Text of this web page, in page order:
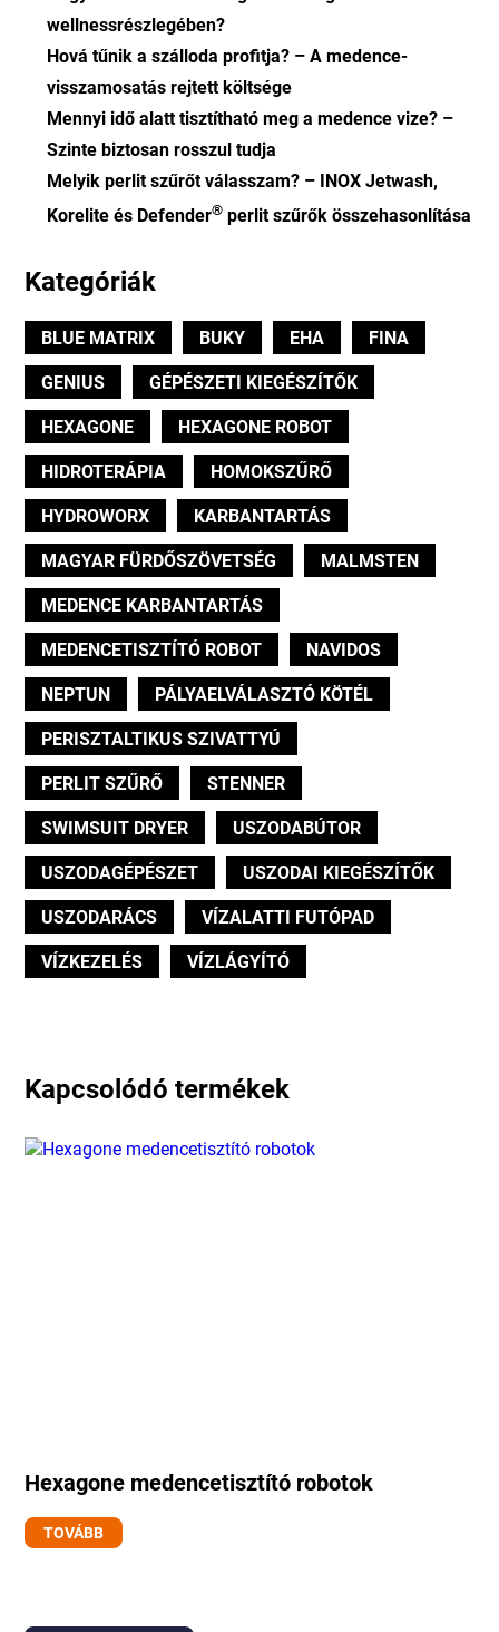
wellnessrészlegében?
Hová tűnik a szálloda profitja? – A medence-
visszamosatás rejtett költsége
Mennyi idő alatt tisztítható meg a medence vize? –
Szinte biztosan rosszul tudja
Melyik perlit szűrőt válasszam? – INOX Jetwash,
Korelite és Defender® perlit szűrők összehasonlítása
Kategóriák
BLUE MATRIX BUKY EHA
FINA
GENIUS
GÉPÉSZETI KIEGÉSZÍTŐK
HEXAGONE
HEXAGONE ROBOT
HIDROTERÁPIA
HOMOKSZŰRŐ
HYDROWORX
KARBANTARTÁS
MAGYAR FÜRDŐSZÖVETSÉG
MALMSTEN
MEDENCE KARBANTARTÁS
MEDENCETISZTÍTÓ ROBOT
NAVIDOS
NEPTUN
PÁLYAELVÁLASZTÓ KÖTÉL
PERISZTALTIKUS SZIVATTYÚ
PERLIT SZŰRŐ
STENNER
SWIMSUIT DRYER
USZODABÚTOR
USZODAGÉPÉSZET
USZODAI KIEGÉSZÍTŐK
USZODARÁCS
VÍZALATTI FUTÓPAD
VÍZKEZELÉS
VÍZLÁGYÍTÓ
Kapcsolódó termékek
Hexagone medencetisztító robotok
TOVÁBB